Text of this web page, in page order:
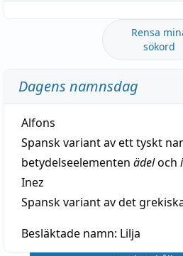
Rensa
sökord
Dagens namnsdag
Alfons
Spansk variant av ett tyskt
betydelseelementen ädeloch
Inez
Spansk variant av det
Besläktade namn: Lilja